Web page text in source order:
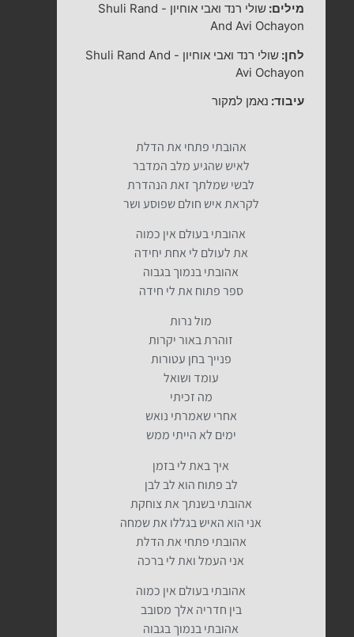
מילים:שולי רנד ואבי אוחיון -
Shuli Rand
And Avi Ochayon
לחן:שולי רנד ואבי אוחיון -
Shuli Rand And
Avi Ochayon
עיבוד: נאמן למקור
אהובתי פתחי את הדלת
לאיש שהגיע מלב המדבר
לבשי שמלתך זאת הנהדרת
לקראת איש חולם שפוסע ושר
אהובתי בעולם אין כמוה
את לעולם לי אחת יחידה
אהובתי בנמוך בגבוה
ספר פתוח את לי חידה
מול נרות
זוהרת באור יקרות
פנייך בחן עטורות
עומד ושואל
מה זכיתי
אחרי שאמרתי נואש
ימים לא הייתי ממש
איך באת לי בזמן
לב פתוח הוא לב לבן
אהובתי בשנתך את צוחקת
אני הוא האיש בגללו את שמחה
אהובתי פתחי את הדלת
אני העמל ואת לי ברכה
אהובתי בעולם אין כמוה
בין חדריה אלך מסובב
אהובתי בנמוך בגבוה